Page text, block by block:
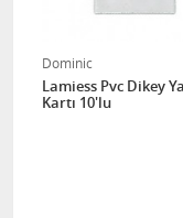
Dominic
Lamiess Pvc Dikey
Kartı 10'lu